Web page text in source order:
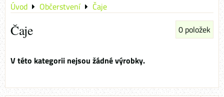
Úvod Občerstvení Čaje
Čaje 0 položek